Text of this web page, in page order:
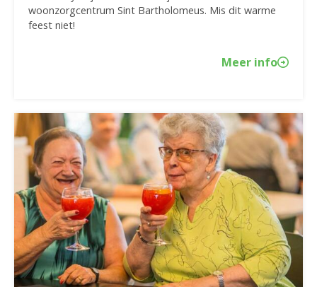
woonzorgcentrum Sint Bartholomeus. Mis dit warme
feest niet!
Meer info